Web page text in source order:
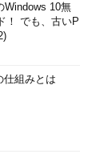
意されてい
ついて紹介さ
Windows 10無
！ でも、古いP
仕組みとは